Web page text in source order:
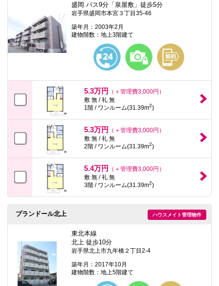
盛岡 バス9分「泉屋敷」徒歩5分
岩手県盛岡市本宮３丁目35-46
築年月：2003年2月
建物階数：地上3階建て
5.3万円
（＋管理費3,000円）
敷 無 / 礼 無
1階 / ワンルーム(31.39m2)
5.3万円
（＋管理費3,000円）
敷 無 / 礼 無
2階 / ワンルーム(31.39m2)
5.4万円
（＋管理費3,000円）
敷 無 / 礼 無
3階 / ワンルーム(31.39m2)
ハウスメイト管理物件
プランドール北上
東北本線
北上 徒歩10分
岩手県北上市九年橋２丁目2-4
築年月：2017年10月
建物階数：地上5階建て